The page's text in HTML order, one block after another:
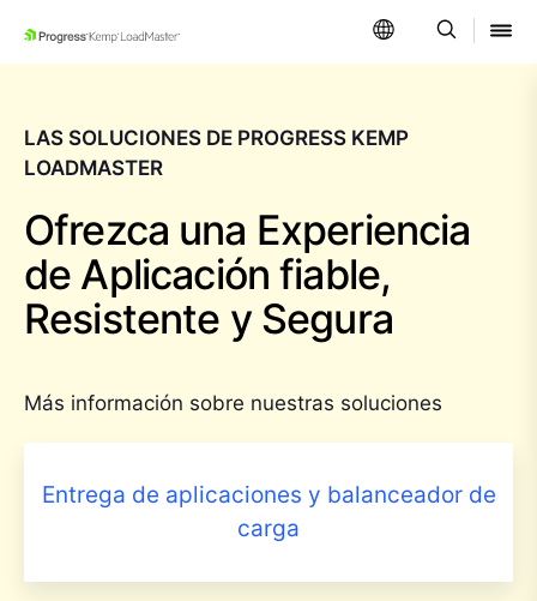
SKIP NAVIGATION
LAS SOLUCIONES DE PROGRESS KEMP
LOADMASTER
Ofrezca una Experiencia
de Aplicación fiable,
Resistente y Segura
Más información sobre nuestras soluciones
Entrega de aplicaciones y balanceador de
carga